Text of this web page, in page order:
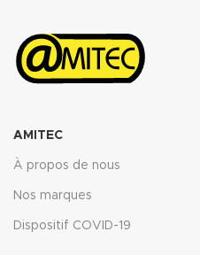
AMITEC
À propos de nous
Nos marques
Dispositif COVID-19